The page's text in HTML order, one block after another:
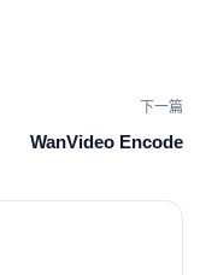
下一篇
WanVideo Encode